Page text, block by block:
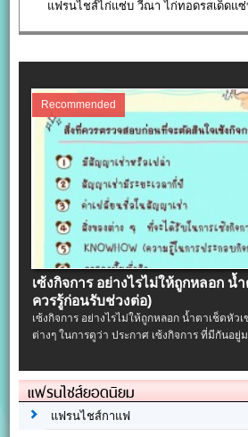
แฟรนไชส์ไก่แซ่บ วีณา ไก่ทอดรสเด็ดแซ่
Recommended
เซ้งกิจการ อย่างไรไม่ให้ถูกหลอก น้
ควรรู้ก่อนรับช่วงต่อ)
เซ้งกิจการ อย่างไรไม่ให้ถูกหลอก น้ำตาเช็ดหัว
ต่างๆ ในการดูว่า ประกาศ เซ้งกิจการ ที่มีกันอ
แฟรนไชส์ยอดนิยม
แฟรนไชส์กาแฟ